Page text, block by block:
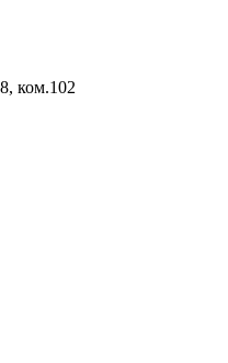
ком.102